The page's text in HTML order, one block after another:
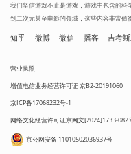
我们坚信游戏不止是游戏，游戏中包含的
到二次元甚至电影的领域，这些内容非常值
知乎 微博 微信 播客 吉考
营业执照
增值电信业务经营许可证 京B2-20191060
京ICP备17068232号-1
网络文化经营许可证京网文[2024]1733-082
京公网安备 11010502036937号